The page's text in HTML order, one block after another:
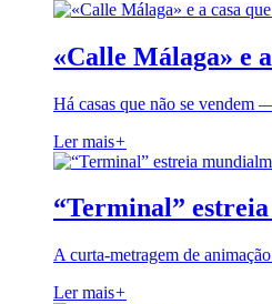
«Calle Málaga» e
Há casas que não se vendem
Ler mais+
“Terminal”
A curta-metragem de
Ler mais+